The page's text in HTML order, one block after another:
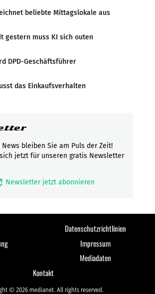
beliebte Mittagslokale aus
gestern muss KI sich outen
DPD-Geschäftsführer
das Einkaufsverhalten
bleiben Sie am Puls der Zeit!
jetzt für unseren gratis Newsletter
Newsletter jetzt abonnieren
Datenschutzrichtlinien
Impressum
Mediadaten
Kontakt
© 2026 medianet. All rights reserved.